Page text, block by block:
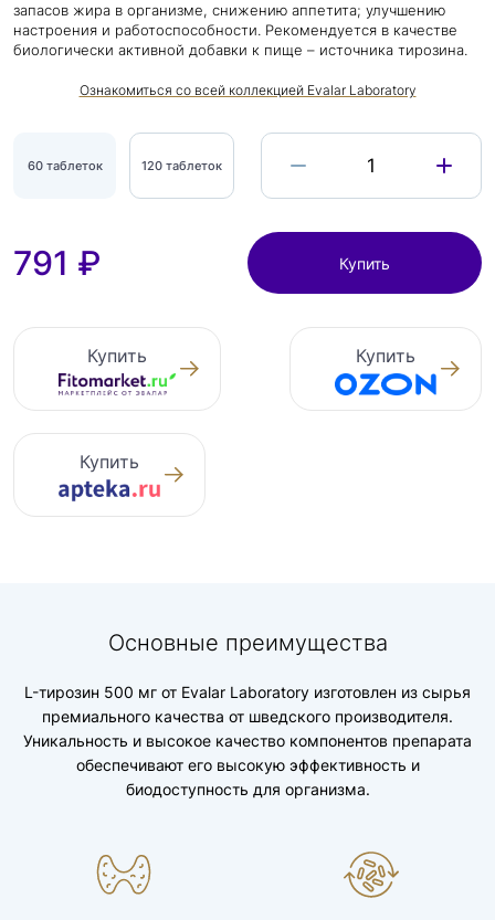
запасов жира в организме, снижению аппетита; улучшению
настроения и работоспособности. Рекомендуется в качестве
биологически активной добавки к пище – источника тирозина.
Ознакомиться со всей коллекцией Evalar Laboratory
60 таблеток 120 таблеток 1
791 ₽ Купить
Купить Купить
Купить
Основные преимущества
L-тирозин 500 мг от Evalar Laboratory изготовлен из сырья
премиального качества от шведского производителя.
Уникальность и высокое качество компонентов препарата
обеспечивают его высокую эффективность и
биодоступность для организма.